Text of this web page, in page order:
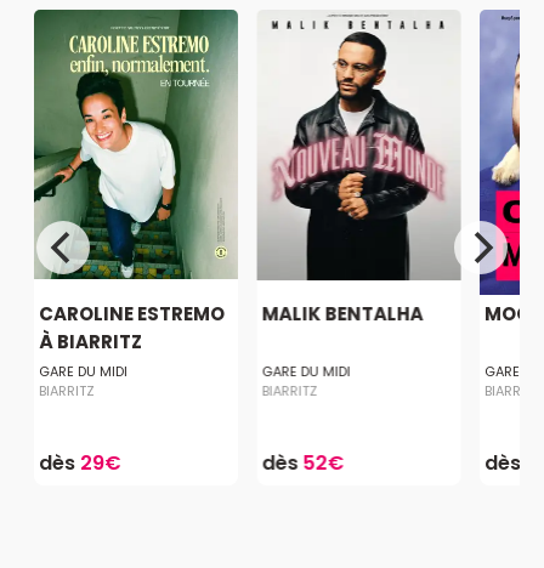
CAROLINE ESTREMO
À BIARRITZ
GARE DU MIDI
BIARRITZ
dès 29€
MALIK BENTALHA
GARE DU MIDI
BIARRITZ
dès52€
GARE
BIARRITZ
dès